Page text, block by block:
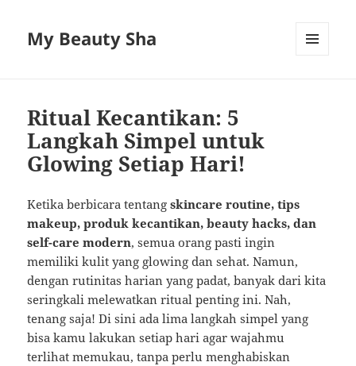
My Beauty Sha
Ritual Kecantikan: 5
Langkah Simpel untuk
Glowing Setiap Hari!
Ketika berbicara tentangskincare routine, tips
makeup, produk kecantikan, beauty hacks, dan
self-care modern, semua orang pasti ingin
memiliki kulit yang glowing dan sehat. Namun,
dengan rutinitas harian yang padat, banyak dari kita
seringkali melewatkan ritual penting ini. Nah,
tenang saja! Di sini ada lima langkah simpel yang
bisa kamu lakukan setiap hari agar wajahmu
terlihat memukau, tanpa perlu menghabiskan